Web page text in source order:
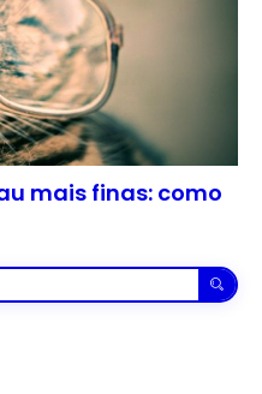
mais finas: como